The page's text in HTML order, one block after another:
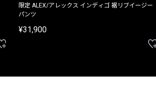
限定 ALEX/アレックス インディゴ 裾リブイージー
パンツ
¥31,900